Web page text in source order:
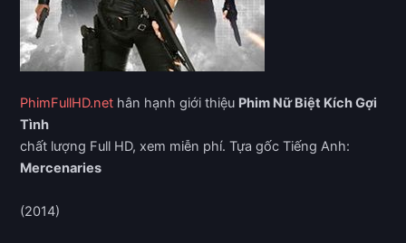
PhimFullHD.net hân hạnh giới thiệu Phim Nữ Biệt Kích Gợi
Tình
chất lượng Full HD, xem miễn phí. Tựa gốc Tiếng Anh:
Mercenaries
(2014)